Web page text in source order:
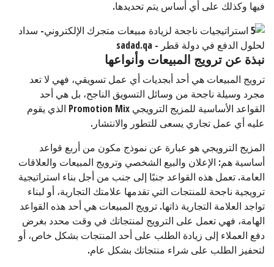
فيها وكذلك على أي أساس يتم تحديدها.
نبذة عن ترويج المبيعات وأنواعها
ترويج المبيعات هي أحد أبجديات أي عمل تسويقي، فهي لا تعد
مجرد وسيلة ناجحة من وسائل التسويق الناجح، بل هي أحد
القواعد الأساسية للمزيج الترويجي Promotion Mix الذي يقوم
عليه أي عمل تجاري يسعى للتطور والانتشار.
المزيج الترويجي هو عبارة عن نموذج مكون من أربع قواعد
أساسية هم: الإعلان والبيع الشخصي وترويج المبيعات والعلاقات
العامة. تعمل هذه القواعد جنبًا إلى جنب من أجل بناء استراتيجية
ترويجية ناجحة للمنتجات التي تقدمها علامتك التجارية، أو لبناء
تواجد العلامة التجارية ذاتها. ترويج المبيعات هي أحد هذه القواعد
الهامة، فهي تعمل على الترويج لمنتجاتك في وقت محدد بغرض
دفع العملاء إلى زيادة الطلب على أحد المنتجات بشكل خاص، أو
لتحفيز الطلب على شراء منتجاتك بشكل عام.